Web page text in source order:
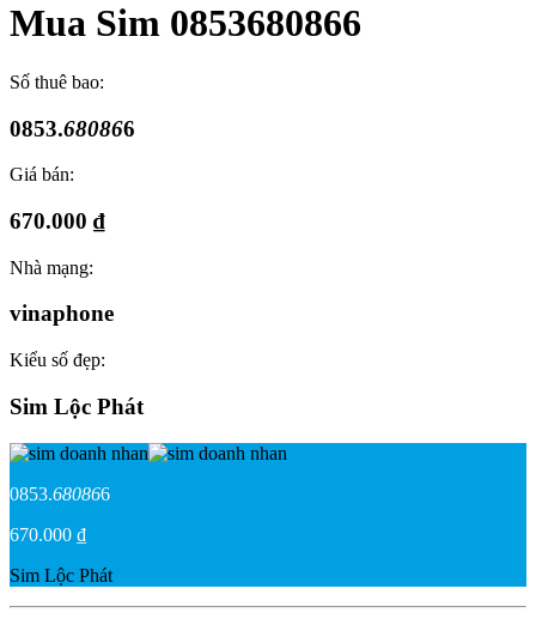
Mua Sim 0853680866
Số thuê bao:
0853.680866
Giá bán:
670.000 ₫
Nhà mạng:
vinaphone
Kiểu số đẹp:
Sim Lộc Phát
0853.680866
670.000 ₫
Sim Lộc Phát